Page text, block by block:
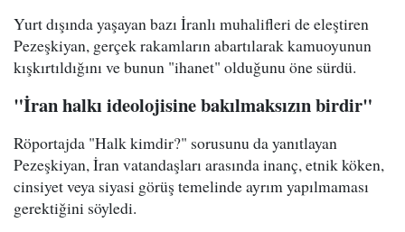
Yurt dışında yaşayan bazı İranlı muhalifleri de eleştiren
Pezeşkiyan, gerçek rakamların abartılarak kamuoyunun
kışkırtıldığını ve bunun "ihanet" olduğunu öne sürdü.
"İran halkı ideolojisine bakılmaksızın birdir"
Röportajda "Halk kimdir?" sorusunu da yanıtlayan
Pezeşkiyan, İran vatandaşları arasında inanç, etnik köken,
cinsiyet veya siyasi görüş temelinde ayrım yapılmaması
gerektiğini söyledi.